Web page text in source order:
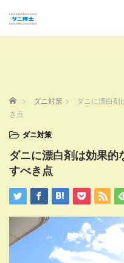
ホーム ダニ対策
ダニに漂白剤
き点
ダニ対策
ダニに漂白剤は効果的
すべき点